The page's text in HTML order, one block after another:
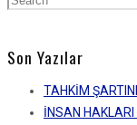
Son Yazılar
TAHKİM
İNSAN